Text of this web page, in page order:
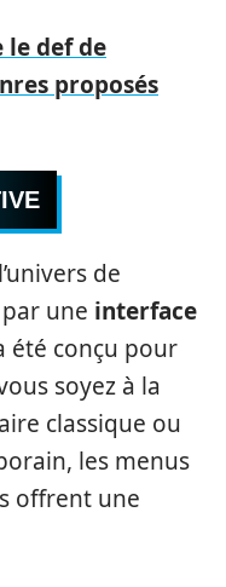
le def de
proposés
de
une interface
été conçu pour
soyez à la
classique ou
les menus
offrent une